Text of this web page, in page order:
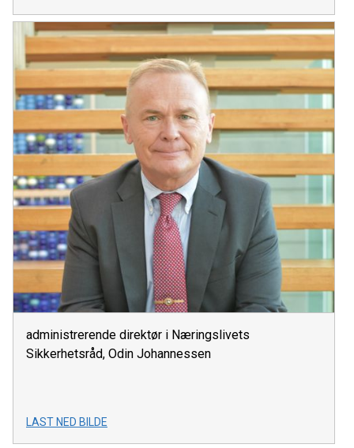
administrerende direktør i Næringslivets
Sikkerhetsråd, Odin Johannessen
LAST NED BILDE